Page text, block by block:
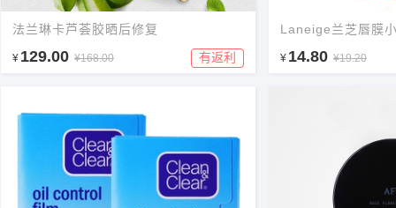
法兰琳卡芦荟胶晒后修复
¥ 129.00 ¥168.00 有返利
Laneige兰芝唇膜
¥ 14.80 ¥19.20